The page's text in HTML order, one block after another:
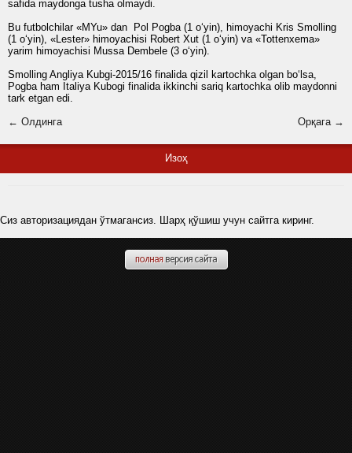
safida maydonga tusha olmaydi.
Bu futbolchilar «MYu» dan Pol Pogba (1 o‘yin), himoyachi Kris Smolling
(1 o‘yin), «Lester» himoyachisi Robert Xut (1 o‘yin) va «Tottenxema»
yarim himoyachisi Mussa Dembele (3 o‘yin).
Smolling Angliya Kubgi-2015/16 finalida qizil kartochka olgan bo‘lsa,
Pogba ham Italiya Kubogi finalida ikkinchi sariq kartochka olib maydonni
tark etgan edi.
← Олдинга
Орқага →
Изоҳ
Сиз авторизациядан ўтмагансиз. Шарҳ қўшиш учун сайтга киринг.